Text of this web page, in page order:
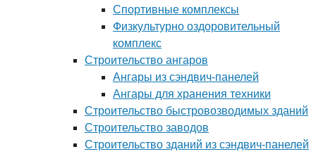
Спортивные комплексы
Физкультурно оздоровительный
комплекс
Строительство ангаров
Ангары из сэндвич-панелей
Ангары для хранения техники
Строительство быстровозводимых зданий
Строительство заводов
Строительство зданий из сэндвич-панелей